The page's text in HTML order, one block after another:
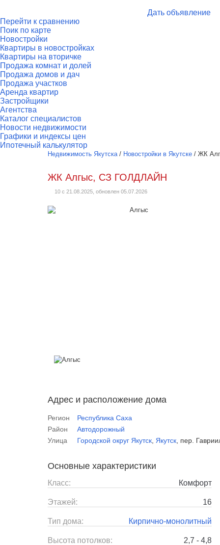
Дать объявление
Перейти к сравнению
Поик по карте
Новостройки
Квартиры в новостройках
Квартиры на вторичке
Продажа комнат и долей
Продажа домов и дач
Продажа участков
Аренда квартир
Застройщики
Агентства
Каталог специалистов
Новости недвижимости
Графики и индексы цен
Ипотечный калькулятор
Недвижимость Якутска/ Новостройки в Якутске / ЖК
ЖК Алгыс, СЗ ГОЛДЛАЙН
10 с 21.08.2025, обновлен 05.07.2026
Адрес и расположение дома
Регион
Республика Саха
Район
Автодорожный
Улица
Городской округ Якутск Якутск пер.
Основные характеристики
Класс: Комфорт
Этажей: 16
Тип дома: Кирпично-монолитный
Высота потолков: 2,7 - 4,8